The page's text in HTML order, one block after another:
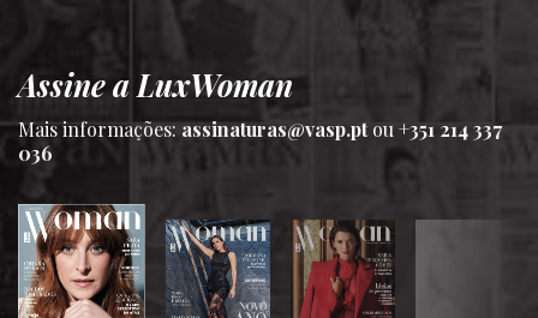
Assine a LuxWoman
Mais informações:assinaturas@vasp.ptou +351 214 337
036